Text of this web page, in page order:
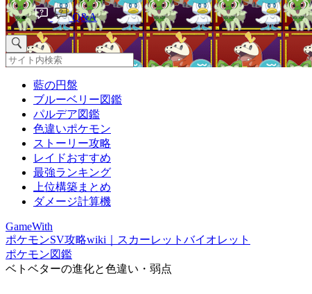
Q&A
藍の円盤
ブルーベリー図鑑
パルデア図鑑
色違いポケモン
ストーリー攻略
レイドおすすめ
最強ランキング
上位構築まとめ
ダメージ計算機
GameWith
ポケモンSV攻略wiki｜スカーレットバイオレット
ポケモン図鑑
ベトベターの進化と色違い・弱点